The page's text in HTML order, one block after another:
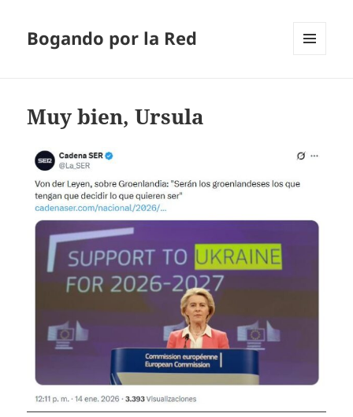
Bogando por la Red
Muy bien, Ursula